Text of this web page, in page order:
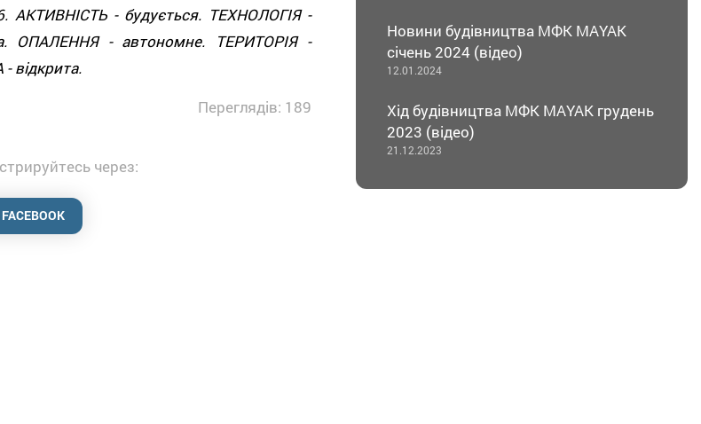
АКТИВНІСТЬ - будується. ТЕХНОЛОГІЯ -
ОПАЛЕННЯ - автономне. ТЕРИТОРІЯ -
відкрита.
Переглядів: 189
через:
Новини будівництва МФК MAYAK
січень 2024 (відео)
12.01.2024
Хід будівництва МФК MAYAK грудень
2023 (відео)
21.12.2023